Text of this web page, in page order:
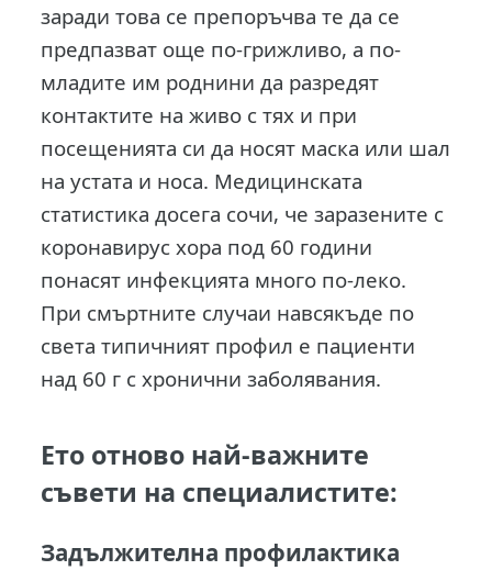
заради това се препоръчва те да се
предпазват още по-грижливо, а по-
младите им роднини да разредят
контактите на живо с тях и при
посещенията си да носят маска или шал
на устата и носа. Медицинската
статистика досега сочи, че заразените с
коронавирус хора под 60 години
понасят инфекцията много по-леко.
При смъртните случаи навсякъде по
света типичният профил е пациенти
над 60 г с хронични заболявания.
Ето отново най-важните
съвети на специалистите:
Задължителна профилактика